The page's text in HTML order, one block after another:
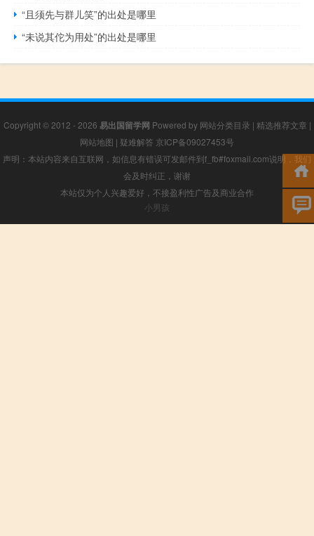
“且须先与群儿笑”的出处是哪里
“未说其佗为用处”的出处是哪里
Copyright © 2012 - 2026 易出国留学网 Powered by 网站分类目录 | 精选推荐文章 |
网站地图 | 疑难解答 京ICP备09027453号
声明：本站内容来自互联网，如信息有错误可发邮件到f_fb#foxmail.com说明，我们
会及时纠正，谢谢
本站仅为个人兴趣爱好，不接盈利性广告及商业合作
小男孩